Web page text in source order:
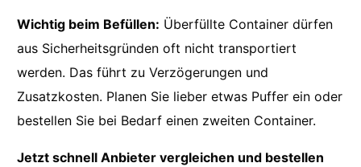
Wichtig beim Befüllen: Überfüllte Container dürfen
aus Sicherheitsgründen oft nicht transportiert
werden. Das führt zu Verzögerungen und
Zusatzkosten. Planen Sie lieber etwas Puffer ein oder
bestellen Sie bei Bedarf einen zweiten Container.
Jetzt schnell Anbieter vergleichen und bestellen